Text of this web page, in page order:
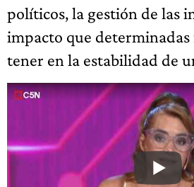
políticos, la gestión de las
impacto que
tener en la estabilidad de